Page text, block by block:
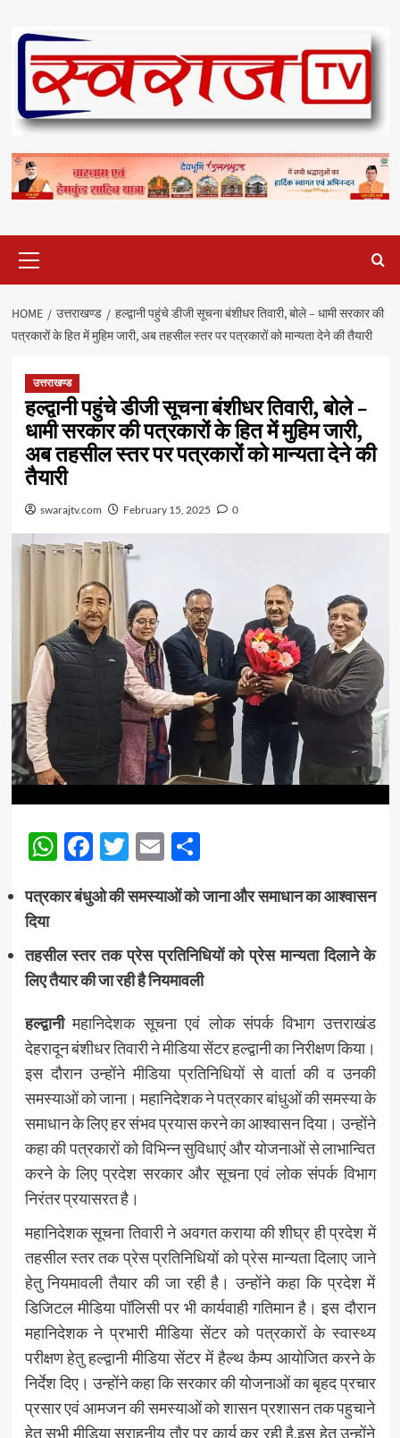
content
Menu
HOME उत्तराखण्ड
हल्द्वानी पहुंचे डीजी सूचना बंशीधर तिवारी, बोले – धामी सरकार की
पत्रकारों के हित में मुहिम जारी, अब तहसील स्तर पर पत्रकारों को मान्यता देने की तैयारी
उत्तराखण्ड
हल्द्वानी पहुंचे डीजी सूचना बंशीधर तिवारी, बोले –
धामी सरकार की पत्रकारों के हित में मुहिम जारी,
अब तहसील स्तर पर पत्रकारों को मान्यता देने की
तैयारी
swarajtv.com February 15, 2025 0
WhatsApp
Facebook
Twitter
EmailShare
पत्रकार बंधुओ की समस्याओं को जाना और समाधान का आश्वासन
दिया
तहसील स्तर तक प्रेस प्रतिनिधियों को प्रेस मान्यता दिलाने के
लिए तैयार की जा रही है नियमावली
हल्द्वानीमहानिदेशक सूचना एवं लोक संपर्क विभाग उत्तराखंड
देहरादून बंशीधर तिवारी ने मीडिया सेंटर हल्द्वानी का निरीक्षण किया।
इस दौरान उन्होंने मीडिया प्रतिनिधियों से वार्ता की व उनकी
समस्याओं को जाना। महानिदेशक ने पत्रकार बांधुओं की समस्या के
समाधान के लिए हर संभव प्रयास करने का आश्वासन दिया। उन्होंने
कहा की पत्रकारों को विभिन्न सुविधाएं और योजनाओं से लाभान्वित
करने के लिए प्रदेश सरकार और सूचना एवं लोक संपर्क विभाग
निरंतर प्रयासरत है।
महानिदेशक सूचना तिवारी ने अवगत कराया की शीघ्र ही प्रदेश में
तहसील स्तर तक प्रेस प्रतिनिधियों को प्रेस मान्यता दिलाए जाने
हेतु नियमावली तैयार की जा रही है। उन्होंने कहा कि प्रदेश में
डिजिटल मीडिया पॉलिसी पर भी कार्यवाही गतिमान है। इस दौरान
महानिदेशक ने प्रभारी मीडिया सेंटर को पत्रकारों के स्वास्थ्य
परीक्षण हेतु हल्द्वानी मीडिया सेंटर में हैल्थ कैम्प आयोजित करने के
निर्देश दिए। उन्होंने कहा कि सरकार की योजनाओं का बृहद प्रचार
प्रसार एवं आमजन की समस्याओं को शासन प्रशासन तक पहुचाने
हेतु सभी मीडिया सराहनीय तौर पर कार्य कर रही है,इस हेतु उन्होंने